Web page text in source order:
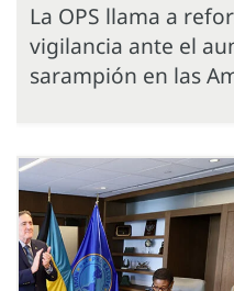
La OPS llama a
vigilancia ante el
sarampión en las